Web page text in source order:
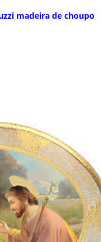
madeira de choupo